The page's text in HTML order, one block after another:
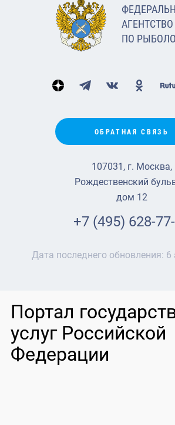
АГЕНТСТВО
ПО
ОБРАТНАЯ СВЯЗЬ
107031, г. Москва,
Рождественский
дом 12
+7 (495) 628-
Дата последнего обновления: 6
Портал
услуг Российской
Федерации